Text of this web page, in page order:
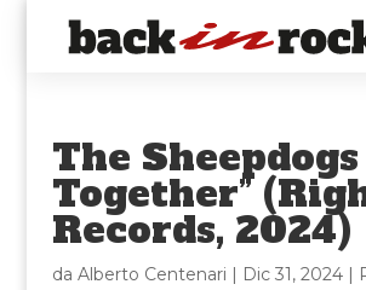
The
Together”
Records, 2024)
da Alberto Centenari | Dic 31, 2024|